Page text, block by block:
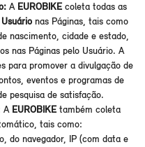
A EUROBIKE coleta todas as
Usuário nas Páginas, tais como
nascimento, cidade e estado,
nas Páginas pelo Usuário. A
para promover a divulgação de
eventos e programas de
pesquisa de satisfação.
A EUROBIKE também coleta
tais como:
do navegador, IP (com data e